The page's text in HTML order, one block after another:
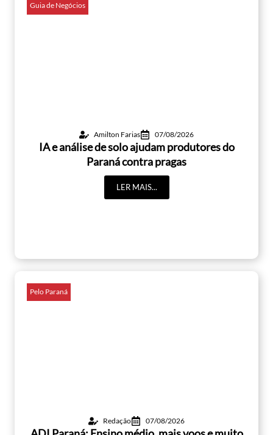
Guia de Negócios
Amilton Farias 07/08/2026
IA e análise de solo ajudam produtores do
Paraná contra pragas
LER MAIS...
Pelo Paraná
Redação 07/08/2026